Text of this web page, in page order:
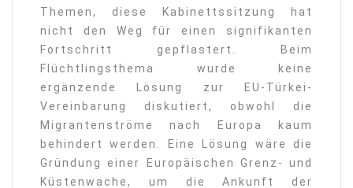
Themen, diese Kabinettssitzung hat
nicht den Weg für einen signifikanten
Fortschritt gepflastert. Beim
Flüchtlingsthema wurde keine
ergänzende Lösung zur EU-Türkei-
Vereinbarung diskutiert, obwohl die
Migrantenströme nach Europa kaum
behindert werden. Eine Lösung wäre die
Gründung einer Europäischen Grenz- und
Küstenwache, um die Ankunft der